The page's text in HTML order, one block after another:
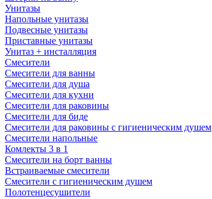
Унитазы
Напольные унитазы
Подвесные унитазы
Приставные унитазы
Унитаз + инсталляция
Смесители
Смесители для ванны
Смесители для душа
Смесители для кухни
Смесители для раковины
Смесители для биде
Смесители для раковины с гигиеническим душем
Смесители напольные
Комлекты 3 в 1
Смесители на борт ванны
Встраиваемые смесители
Смесители с гигиеническим душем
Полотенцесушители